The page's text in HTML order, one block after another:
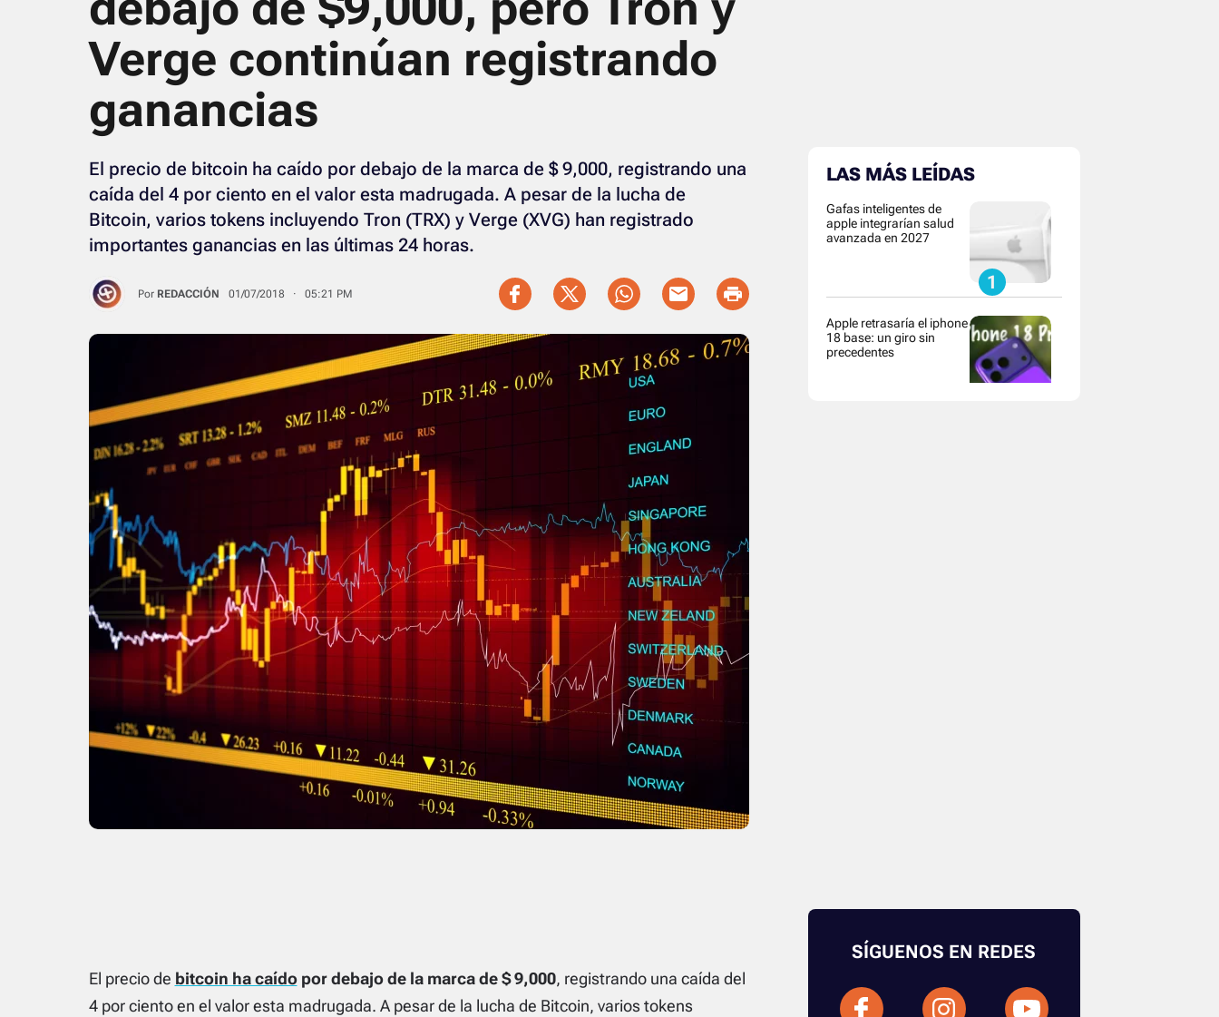
Verge continúan registrando
ganancias
El precio de bitcoin ha caído por debajo de la marca de $ 9,000, registrando una
caída del 4 por ciento en el valor esta madrugada. A pesar de la lucha de
Bitcoin, varios tokens incluyendo Tron (TRX) y Verge (XVG) han registrado
importantes ganancias en las últimas 24 horas.
Por REDACCIÓN 01/07/2018 · 05:21 PM
El precio de bitcoin ha caídopor debajo de la marca de $ 9,000, registrando una caída del
4 por ciento en el valor esta madrugada. A pesar de la lucha de Bitcoin, varios tokens
LAS MÁS LEÍDAS
Gafas inteligentes de
apple integrarían salud
avanzada en 2027
Apple retrasaría el iphone
18 base: un giro sin
precedentes
SÍGUENOS EN REDES